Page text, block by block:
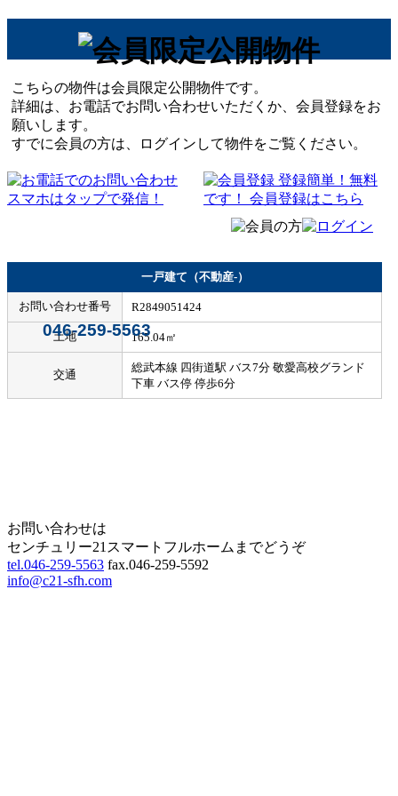
こちらの物件は会員限定公開物件です。
詳細は、お電話でお問い合わせいただくか、会員登録をお
願いします。
すでに会員の方は、ログインして物件をご覧ください。
046-259-5563
一戸建て（不動産-）
お問い合わせ番号 R2849051424
土地 165.04㎡
交通
総武本線 四街道駅 バス7分 敬愛高校グランド
下車 バス停 停歩6分
お問い合わせは
センチュリー21スマートフルホームまでどうぞ
tel.046-259-5563 fax.046-259-5592
info@c21-sfh.com